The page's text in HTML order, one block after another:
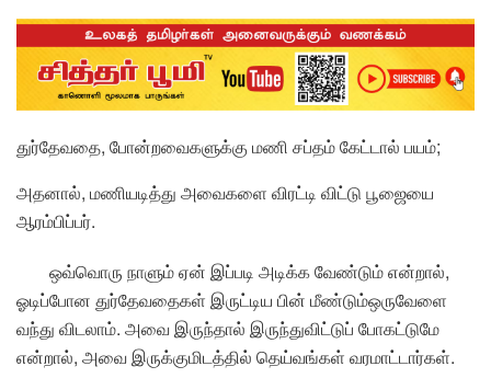
துர்தேவதை, போன்றவைகளுக்கு மணி சப்தம் கேட்டால் பயம்;
அதனால், மணியடித்து அவைகளை விரட்டி விட்டு பூஜையை
ஆரம்பிப்பர்.
ஒவ்வொரு நாளும் ஏன் இப்படி அடிக்க வேண்டும் என்றால்,
ஓடிப்போன துர்தேவதைகள் இருட்டிய பின் மீண்டும்ஒருவேளை
வந்து விடலாம். அவை இருந்தால் இருந்துவிட்டுப் போகட்டுமே
என்றால், அவை இருக்குமிடத்தில் தெய்வங்கள் வரமாட்டார்கள்.